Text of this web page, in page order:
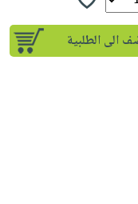
الى الطلبية